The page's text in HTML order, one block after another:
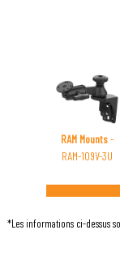
RAM Mounts-
RAM-109V-3U
*Les informations ci-dessus